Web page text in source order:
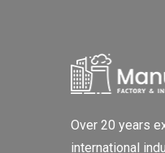
Over 20 years
international